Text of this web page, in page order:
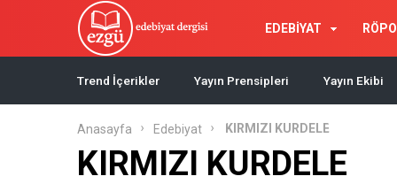
EDEBİYAT
Trend İçerikler Yayın Prensipleri Yayın Ekibi
Anasayfa Edebiyat KIRMIZI KURDELE
KIRMIZI KURDELE